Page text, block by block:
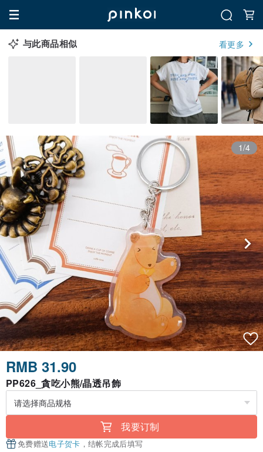
与此商品相似 看更多
1/4
RMB 31.90
PP626_貪吃小熊/晶透吊飾
我要订制
免费赠送电子贺卡 ，结帐完成后填写